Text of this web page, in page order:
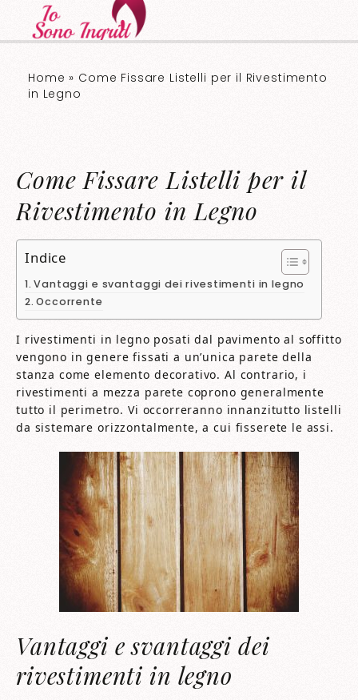
Home » Come Fissare Listelli per il Rivestimento
in Legno
Come Fissare Listelli per il
Rivestimento in Legno
Indice
Vantaggi e svantaggi dei rivestimenti in legno
Occorrente
I rivestimenti in legno posati dal pavimento al soffitto
vengono in genere fissati a un’unica parete della
stanza come elemento decorativo. Al contrario, i
rivestimenti a mezza parete coprono generalmente
tutto il perimetro. Vi occorreranno innanzitutto listelli
da sistemare orizzontalmente, a cui fisserete le assi.
Vantaggi e svantaggi dei
rivestimenti in legno